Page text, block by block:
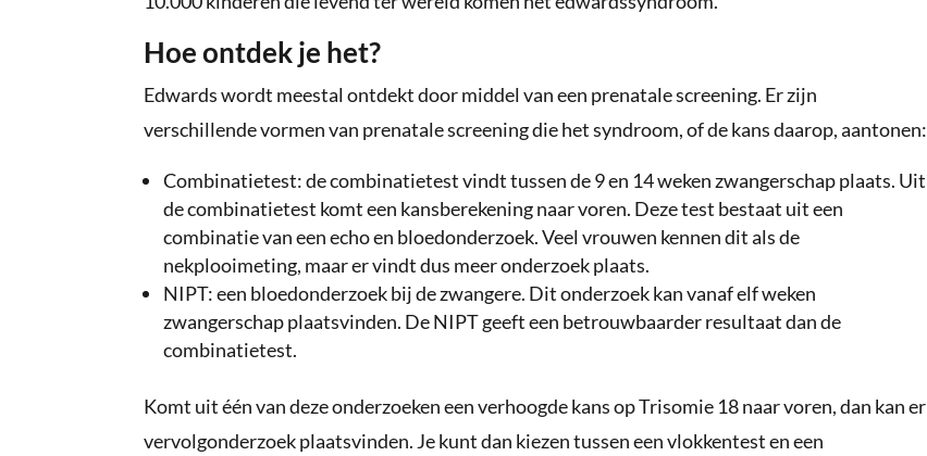
Hoe ontdek je het?
Edwards wordt meestal ontdekt door middel van een prenatale screening. Er zijn
verschillende vormen van prenatale screening die het syndroom, of de kans daarop, aantonen:
Combinatietest: de combinatietest vindt tussen de 9 en 14 weken zwangerschap plaats. Uit
de combinatietest komt een kansberekening naar voren. Deze test bestaat uit een
combinatie van een echo en bloedonderzoek. Veel vrouwen kennen dit als de
nekplooimeting, maar er vindt dus meer onderzoek plaats.
NIPT: een bloedonderzoek bij de zwangere. Dit onderzoek kan vanaf elf weken
zwangerschap plaatsvinden. De NIPT geeft een betrouwbaarder resultaat dan de
combinatietest.
Komt uit één van deze onderzoeken een verhoogde kans op Trisomie 18 naar voren, dan kan er
vervolgonderzoek plaatsvinden. Je kunt dan kiezen tussen een vlokkentest en een